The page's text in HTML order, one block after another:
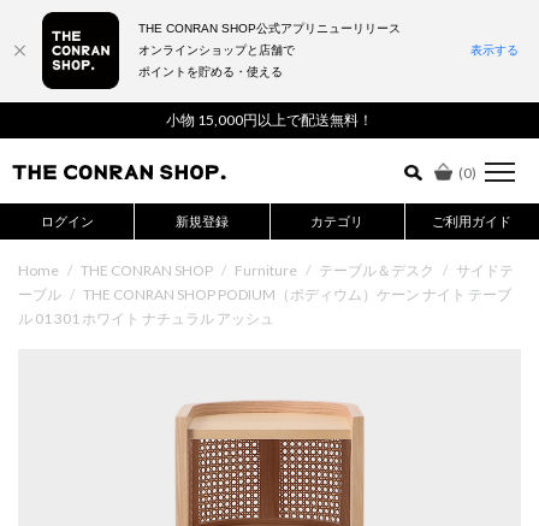
小物 15,000円以上で配送無料！
(0)
ログイン 新規登録 カテゴリ ご利用ガイド
詳細検索はこちら
Home / THE CONRAN SHOP / Furniture / テーブル＆デスク / サイドテ
ーブル / THE CONRAN SHOP PODIUM（ポディウム）ケーン ナイト テーブ
ル 01 301 ホワイト ナチュラル アッシュ
THE CONRAN SHOP公式アプリニューリリース
オンラインショップと店舗で
ポイントを貯める・使える
表示する